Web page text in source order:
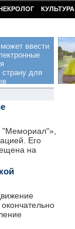
КУЛЬТУРА
ввести
для
"Мемориал"»,
Его
на